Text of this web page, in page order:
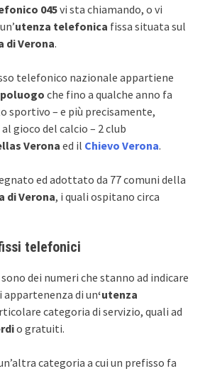
045vi sta chiamando, o vi
utenza telefonica fissa situata sul
di Verona.
telefonico nazionale appartiene
che fino a qualche anno fa
sportivo – e più precisamente,
gioco del calcio – 2 club
Verona ed il Chievo Verona.
ed adottato da 77 comuni della
Verona, i quali ospitano circa
telefonici
sono dei numeri che stanno ad indicare
appartenenza di un‘utenza
categoria di servizio, quali ad
o gratuiti.
categoria a cui un prefisso fa